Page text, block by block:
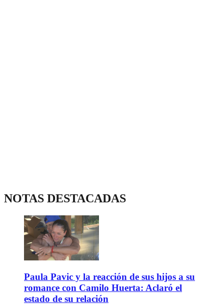
NOTAS DESTACADAS
Paula Pavic y la reacción de sus hijos a su
romance con Camilo Huerta: Aclaró el
estado de su relación